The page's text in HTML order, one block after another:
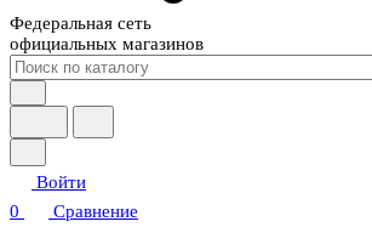
Федеральная сеть
официальных магазинов
Войти
0
Сравнение